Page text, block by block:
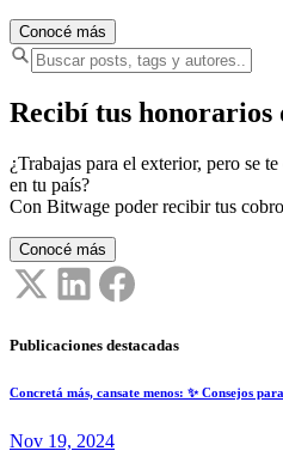
Conocé más
Recibí tus
¿Trabajas para el exterior, pero se
en tu país?
Con Bitwage poder recibir tus
Conocé más
Publicaciones destacadas
Concretá más, cansate menos: ✨ Consejos
Nov 19, 2024